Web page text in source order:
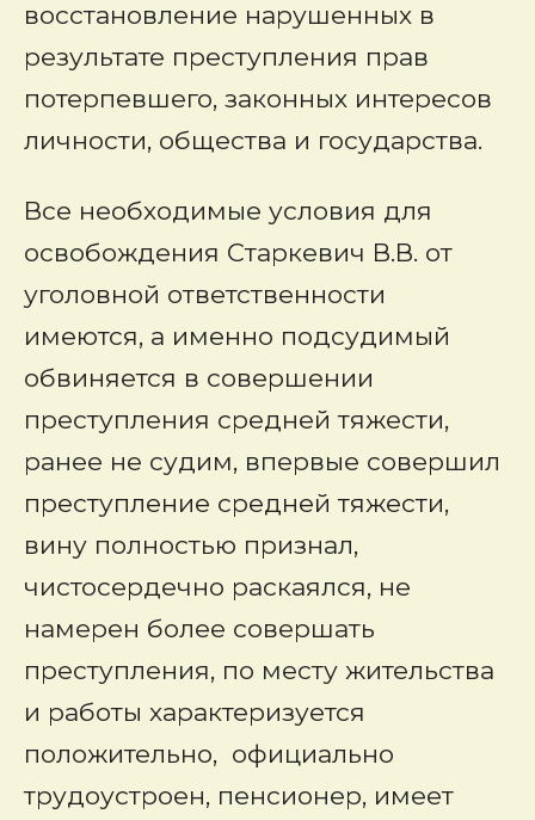
восстановление нарушенных в
результате преступления прав
потерпевшего, законных интересов
личности, общества и государства.
Все необходимые условия для
освобождения Старкевич В.В. от
уголовной ответственности
имеются, а именно подсудимый
обвиняется в совершении
преступления средней тяжести,
ранее не судим, впервые совершил
преступление средней тяжести,
вину полностью признал,
чистосердечно раскаялся, не
намерен более совершать
преступления, по месту жительства
и работы характеризуется
положительно, официально
трудоустроен, пенсионер, имеет